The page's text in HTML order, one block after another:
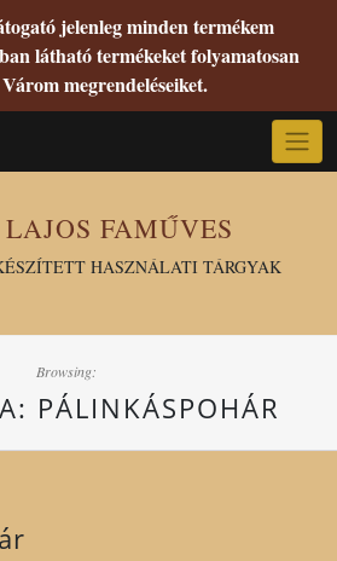
jelenleg minden termékem
látható termékeket folyamatosan
megrendeléseiket.
FAMŰVES
HASZNÁLATI TÁRGYAK
Browsing:
PÁLINKÁSPOHÁR